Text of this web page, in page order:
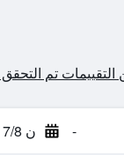
- ن 17/8